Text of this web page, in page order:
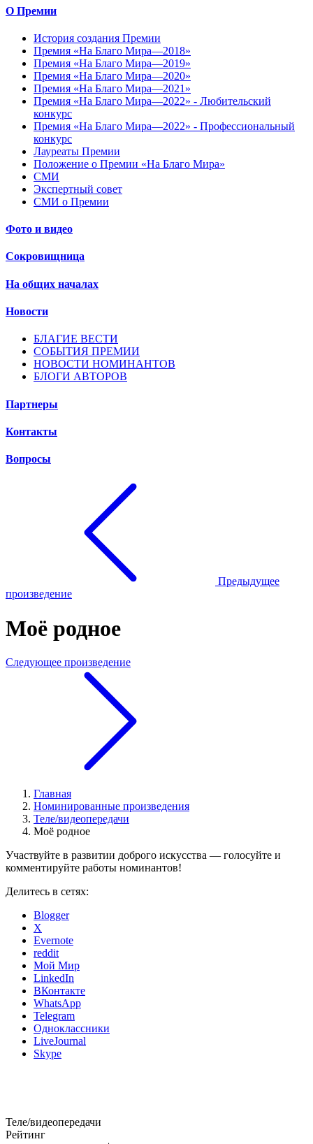
О Премии
История создания Премии
Премия «На Благо Мира—2018»
Премия «На Благо Мира—2019»
Премия «На Благо Мира—2020»
Премия «На Благо Мира—2021»
Премия «На Благо Мира—2022» - Любительский
конкурс
Премия «На Благо Мира—2022» - Профессиональный
конкурс
Лауреаты Премии
Положение о Премии «На Благо Мира»
СМИ
Экспертный совет
СМИ о Премии
Фото и видео
Сокровищница
На общих началах
Новости
БЛАГИЕ ВЕСТИ
СОБЫТИЯ ПРЕМИИ
НОВОСТИ НОМИНАНТОВ
БЛОГИ АВТОРОВ
Партнеры
Контакты
Вопросы
Предыдущее
произведение
Моё родное
Следующее произведение
Главная
Номинированные произведения
Теле/видеопередачи
Моё родное
Участвуйте в развитии доброго искусства — голосуйте и
комментируйте работы номинантов!
Делитесь в сетях:
Blogger
X
Evernote
reddit
Мой Мир
LinkedIn
ВКонтакте
WhatsApp
Telegram
Одноклассники
LiveJournal
Skype
Теле/видеопередачи
Рейтинг